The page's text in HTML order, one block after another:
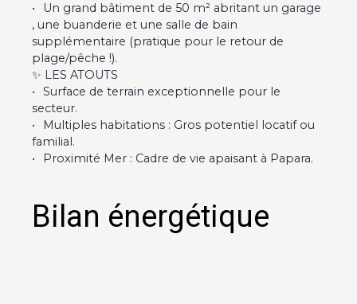
Un grand bâtiment de 50 m² abritant un garage
, une buanderie et une salle de bain
supplémentaire (pratique pour le retour de
plage/pêche !).
✨ LES ATOUTS
Surface de terrain exceptionnelle pour le
secteur.
Multiples habitations : Gros potentiel locatif ou
familial.
Proximité Mer : Cadre de vie apaisant à Papara.
Bilan énergétique